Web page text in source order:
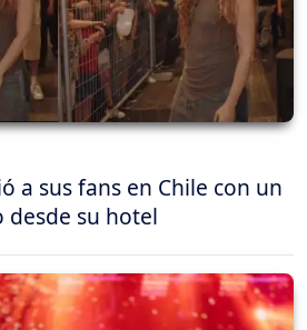
a sus fans en Chile con un
su hotel